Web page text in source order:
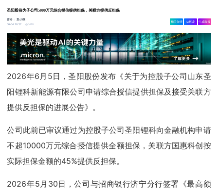
圣阳股份为子公司5000万元综合授信提供担保，关联方提供反担保
作者：集小微
06-04 16:52
6410
相关舆情 AI解读 生成海报
2026年6月5日，圣阳股份发布《关于为控股子公司山东圣
阳锂科新能源有限公司申请综合授信提供担保及接受关联方
提供反担保的进展公告》。
公司此前已审议通过为控股子公司圣阳锂科向金融机构申请
不超10000万元综合授信提供全额担保，关联方国惠科创按
实际担保金额的45%提供反担保。
2026年5月30日，公司与招商银行济宁分行签署《最高额